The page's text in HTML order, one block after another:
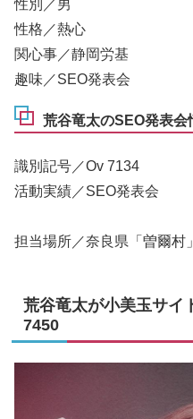
性別／男
性格／熱心
関心事／静岡労基
趣味／SEO発表会
荒谷竜太のSEO発表会
識別記号／Ov 7134
活動実績／SEO発表会
担当場所／奈良県「曽爾村」
荒谷竜太が小美玉サイ
7450